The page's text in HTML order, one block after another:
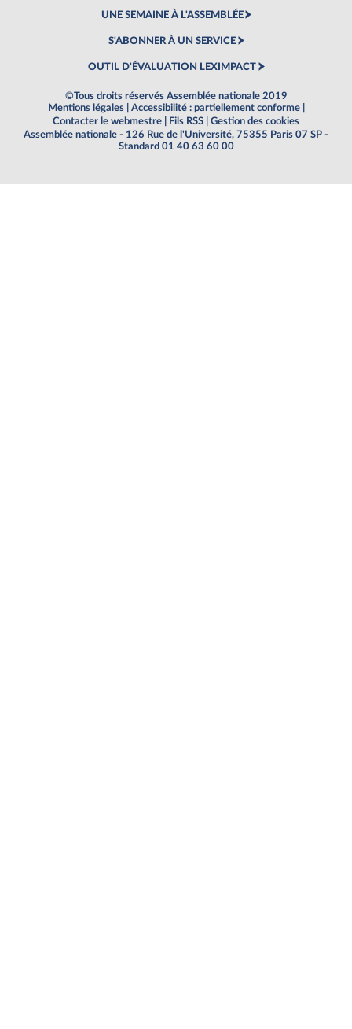
UNE SEMAINE À L'ASSEMBLÉE
S'ABONNER À UN SERVICE
OUTIL D'ÉVALUATION LEXIMPACT
©Tous droits réservés Assemblée nationale 2019
Mentions légales
Accessibilité : partiellement conforme
Contacter le webmestre
Fils RSS
Gestion des cookies
Assemblée nationale - 126 Rue de l'Université, 75355 Paris 07 SP -
Standard 01 40 63 60 00